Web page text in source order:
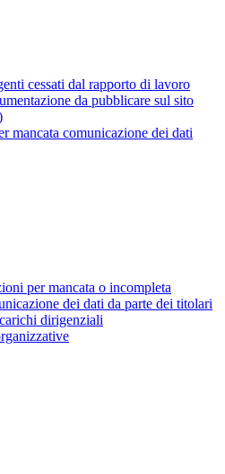
cessati dal rapporto di lavoro
da pubblicare sul sito
mancata comunicazione dei dati
per mancata o incompleta
dei dati da parte dei titolari
dirigenziali